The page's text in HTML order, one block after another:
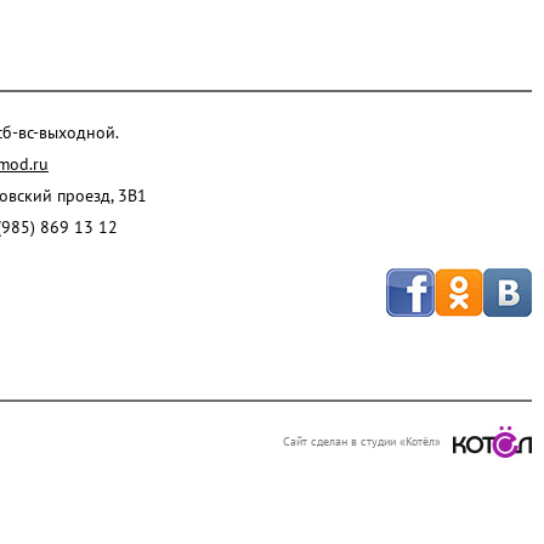
вс-выходной.
проезд, 3В1
869 13 12
Сайт сделан в студии «Котёл»